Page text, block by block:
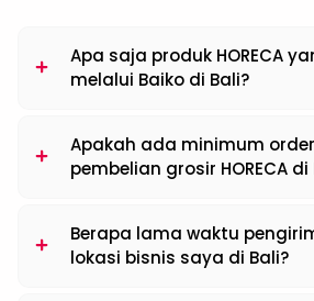
Apa saja produk HORECA
melalui Baiko di Bali?
Apakah ada minimum
pembelian grosir HORECA di
Berapa lama waktu
lokasi bisnis saya di Bali?